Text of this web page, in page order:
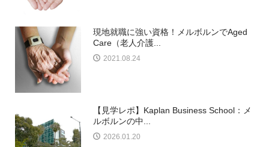
現地就職に強い資格！メルボルンでAged
Care（老人介護...
2021.08.24
【見学レポ】Kaplan Business School：メ
ルボルンの中...
2026.01.20